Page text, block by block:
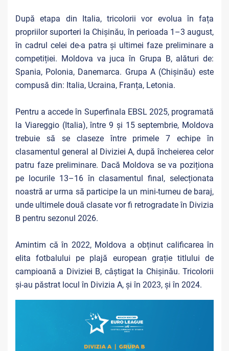
După etapa din Italia, tricolorii vor evolua în fața
propriilor suporteri la Chișinău, în perioada 1–3 august,
în cadrul celei de-a patra și ultimei faze preliminare a
competiției. Moldova va juca în Grupa B, alături de:
Spania, Polonia, Danemarca. Grupa A (Chișinău) este
compusă din: Italia, Ucraina, Franța, Letonia.
Pentru a accede în Superfinala EBSL 2025, programată
la Viareggio (Italia), între 9 și 15 septembrie, Moldova
trebuie să se claseze între primele 7 echipe în
clasamentul general al Diviziei A, după încheierea celor
patru faze preliminare. Dacă Moldova se va poziționa
pe locurile 13–16 în clasamentul final, selecționata
noastră ar urma să participe la un mini-turneu de baraj,
unde ultimele două clasate vor fi retrogradate în Divizia
B pentru sezonul 2026.
Amintim că în 2022, Moldova a obținut calificarea în
elita fotbalului pe plajă european grație titlului de
campioană a Diviziei B, câștigat la Chișinău. Tricolorii
și-au păstrat locul în Divizia A, și în 2023, și în 2024.